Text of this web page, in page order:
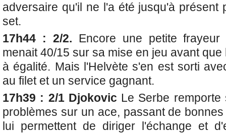
adversaire qu'il ne l'a été jusqu'à présent
set.
17h44 : 2/2. Encore une petite
menait 40/15 sur sa mise en jeu avant
à égalité. Mais l'Helvète s'en est sorti
au filet et un service gagnant.
17h39 : 2/1 Djokovic Le Serbe
problèmes sur un ace, passant de
lui permettent de diriger l'échange et